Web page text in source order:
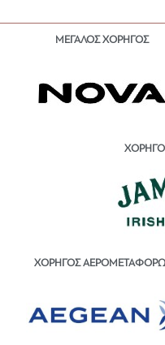
ΜΕΓΑΛΟΣ ΧΟΡΗΓΟΣ
ΧΟΡΗΓΟΣ